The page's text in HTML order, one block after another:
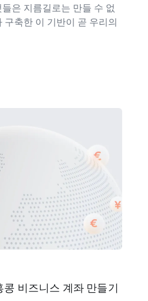
은 지름길로는 만들 수 없
구축한 이 기반이 곧 우리의
비즈니스 계좌 만들기